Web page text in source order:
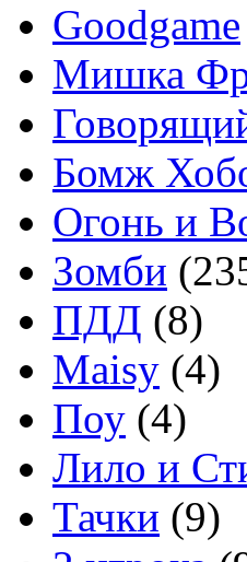
Goodgame
Мишка
Бомж
Огонь и
Зомби
ПДД (8)
Maisy (4)
Поу (4)
Лило и
Тачки (9)